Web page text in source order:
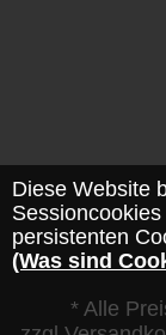
Diese Website
persistenten
(Was sind
* Alle